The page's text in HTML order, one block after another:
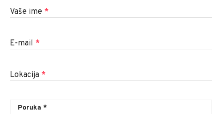
Vaše ime *
E-mail *
Lokacija *